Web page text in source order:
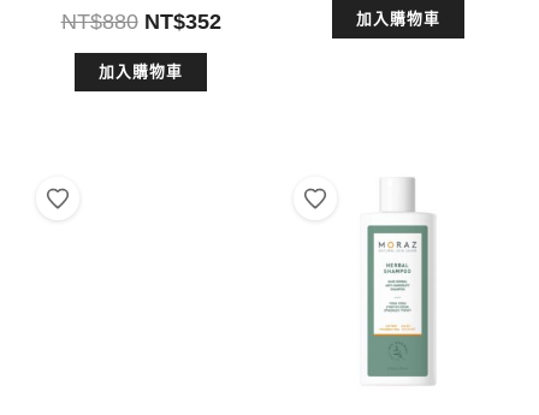
NT$880 原
始
價
NT$352目
加入購物車
加入購物車